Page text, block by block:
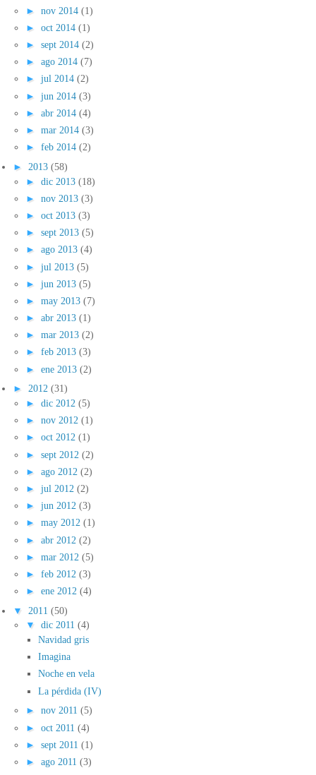
► nov 2014 (1)
► oct 2014 (1)
► sept 2014 (2)
► ago 2014 (7)
► jul 2014 (2)
► jun 2014 (3)
► abr 2014 (4)
► mar 2014 (3)
► feb 2014 (2)
► 2013 (58)
► dic 2013 (18)
► nov 2013 (3)
► oct 2013 (3)
► sept 2013 (5)
► ago 2013 (4)
► jul 2013 (5)
► jun 2013 (5)
► may 2013 (7)
► abr 2013 (1)
► mar 2013 (2)
► feb 2013 (3)
► ene 2013 (2)
► 2012 (31)
► dic 2012 (5)
► nov 2012 (1)
► oct 2012 (1)
► sept 2012 (2)
► ago 2012 (2)
► jul 2012 (2)
► jun 2012 (3)
► may 2012 (1)
► abr 2012 (2)
► mar 2012 (5)
► feb 2012 (3)
► ene 2012 (4)
▼ 2011 (50)
▼ dic 2011 (4)
Navidad gris
Imagina
Noche en vela
La pérdida (IV)
► nov 2011 (5)
► oct 2011 (4)
► sept 2011 (1)
► ago 2011 (3)